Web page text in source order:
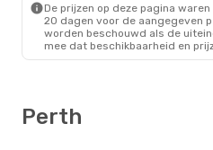
Vr 25 Sep. - Ma 28 Sep.
Regional ExpressDirect
Albany- Perth
Regional ExpressDirect
De prijzen op deze pagina
20 dagen voor de aangegeven
worden beschouwd als de
mee dat beschikbaarheid en
Perth